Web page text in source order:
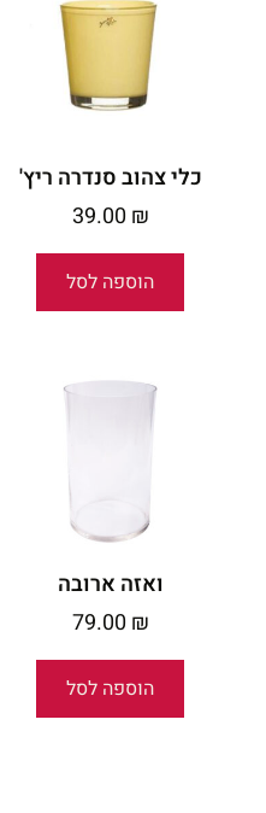
כלי צהוב סנדרה ריץ'
39.00 ₪
הוספה לסל
ואזה ארובה
79.00 ₪
הוספה לסל